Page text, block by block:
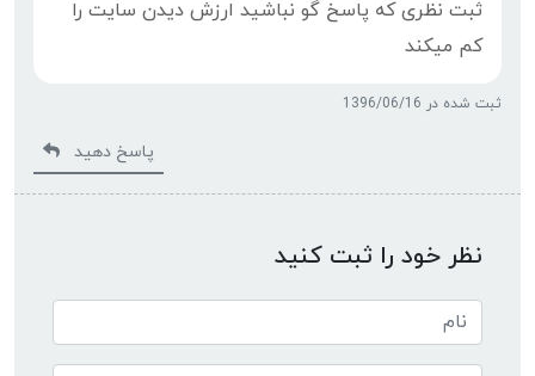
ثبت نظری که پاسخ گو نباشید ارزش دیدن سایت را
کم میکند
ثبت شده در 1396/06/16
پاسخ دهید
نظر خود را ثبت کنید